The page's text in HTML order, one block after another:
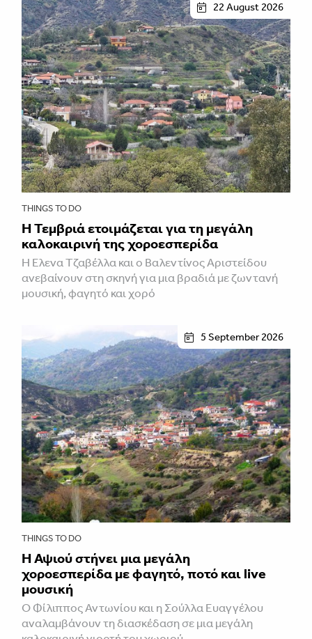
22 August 2026
THINGS TO DO
Η Τεμβριά ετοιμάζεται για τη μεγάλη
καλοκαιρινή της χοροεσπερίδα
Η Έλενα Τζαβέλλα και ο Βαλεντίνος Αριστείδου
ανεβαίνουν στη σκηνή για μια βραδιά με ζωντανή
μουσική, φαγητό και χορό
5 September 2026
THINGS TO DO
Η Αψιού στήνει μια μεγάλη
χοροεσπερίδα με φαγητό, ποτό και live
μουσική
Ο Φίλιππος Αντωνίου και η Σούλλα Ευαγγέλου
αναλαμβάνουν τη διασκέδαση σε μια μεγάλη